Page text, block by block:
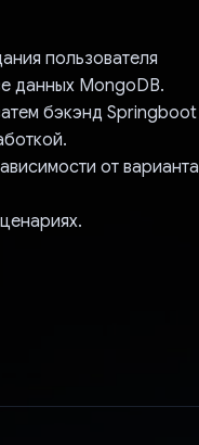
пользователя
данных MongoDB.
бэкэнд Springboot
от варианта